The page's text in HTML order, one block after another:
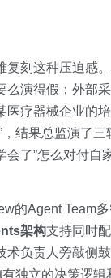
复刻这种压迫感
么演得假；外部
医疗器械企业的
，结果总监演了
了”怎么对付自家
的Agent Team
架构支持同时
术负责人旁敲侧
独立的决策逻辑